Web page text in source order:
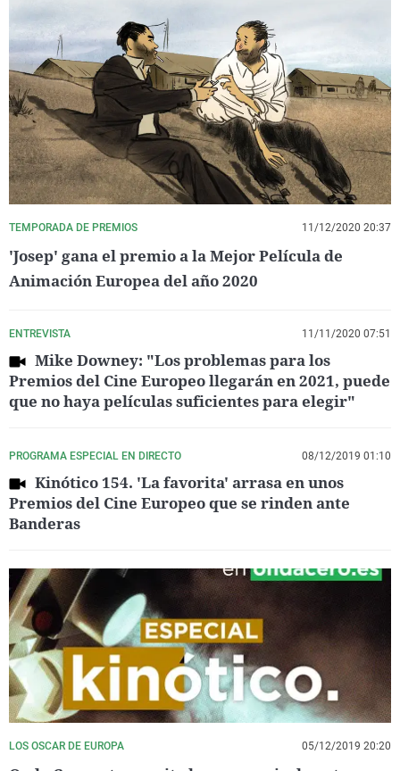
TEMPORADA DE PREMIOS 11/12/2020 20:37
'Josep' gana el premio a la Mejor Película de
Animación Europea del año 2020
ENTREVISTA 11/11/2020 07:51
Mike Downey: "Los problemas para los
Premios del Cine Europeo llegarán en 2021, puede
que no haya películas suficientes para elegir"
PROGRAMA ESPECIAL EN DIRECTO 08/12/2019 01:10
Kinótico 154. 'La favorita' arrasa en unos
Premios del Cine Europeo que se rinden ante
Banderas
LOS OSCAR DE EUROPA 05/12/2019 20:20